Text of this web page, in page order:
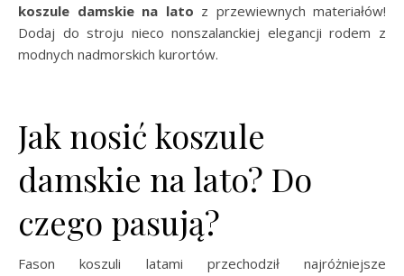
koszule damskie na lato z przewiewnych materiałów!
Dodaj do stroju nieco nonszalanckiej elegancji rodem z
modnych nadmorskich kurortów.
Jak nosić koszule
damskie na lato? Do
czego pasują?
Fason koszuli latami przechodził najróżniejsze